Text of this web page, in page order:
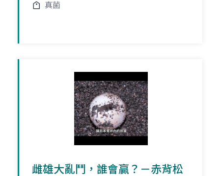
真菌
雌雄大亂鬥，誰會贏？－赤背松